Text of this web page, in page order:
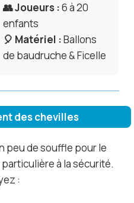
👥 Joueurs :6 à 20
enfants
🎈 Matériel :Ballons
de baudruche & Ficelle
des chevilles
peu de souffle pour le
à la sécurité.
: